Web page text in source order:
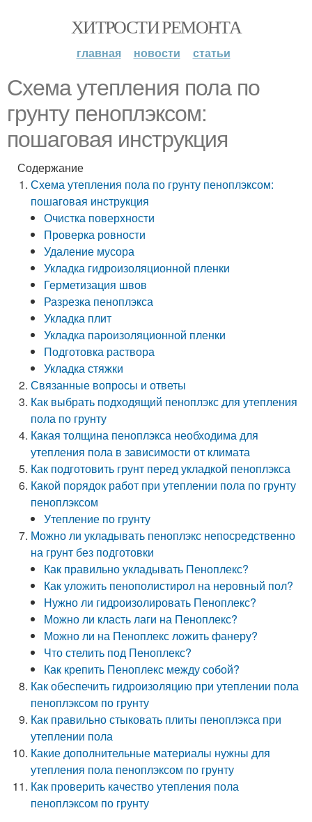
ХИТРОСТИ РЕМОНТА
главная новости статьи
Схема утепления пола по
грунту пеноплэксом:
пошаговая инструкция
Содержание
Схема утепления пола по грунту пеноплэксом:
пошаговая инструкция
Очистка поверхности
Проверка ровности
Удаление мусора
Укладка гидроизоляционной пленки
Герметизация швов
Разрезка пеноплэкса
Укладка плит
Укладка пароизоляционной пленки
Подготовка раствора
Укладка стяжки
Связанные вопросы и ответы
Как выбрать подходящий пеноплэкс для утепления
пола по грунту
Какая толщина пеноплэкса необходима для
утепления пола в зависимости от климата
Как подготовить грунт перед укладкой пеноплэкса
Какой порядок работ при утеплении пола по грунту
пеноплэксом
Утепление по грунту
Можно ли укладывать пеноплэкс непосредственно
на грунт без подготовки
Как правильно укладывать Пеноплекс?
Как уложить пенополистирол на неровный пол?
Нужно ли гидроизолировать Пеноплекс?
Можно ли класть лаги на Пеноплекс?
Можно ли на Пеноплекс ложить фанеру?
Что стелить под Пеноплекс?
Как крепить Пеноплекс между собой?
Как обеспечить гидроизоляцию при утеплении пола
пеноплэксом по грунту
Как правильно стыковать плиты пеноплэкса при
утеплении пола
Какие дополнительные материалы нужны для
утепления пола пеноплэксом по грунту
Как проверить качество утепления пола
пеноплэксом по грунту